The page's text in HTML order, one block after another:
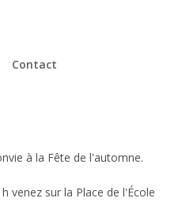
Contact
à la Fête de l'automne.
venez sur la Place de l'École